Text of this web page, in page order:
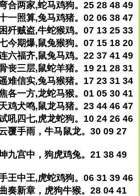
合两家,蛇马鸡狗。25 28 48 49
一照算,兔马鸡猪。02 06 38 47
歼贼盗,牛蛇猴鸡。07 13 25 33
今期爆,鼠兔猴狗。07 15 18 20
六福齐,鼠兔马鸡。22 37 41 49
丧三层,鼠蛇羊猪。19 21 28 31
难信实,兔马猴猪。17 23 31 34
各一方,龙蛇马猴。01 05 30 41
鸡犬鸣,鼠龙马猪。23 44 46 47
吼四七,虎龙蛇狗。10 24 26 46
覆手雨，牛马鼠龙。30 09 27
九宫中，狗虎鸡兔。21 38 49
王中王,虎蛇鸡狗。06 31 39 46
奏新章，虎狗牛猴。28 04 41